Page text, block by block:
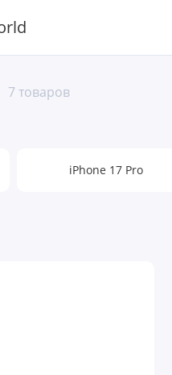
7 товаров
iPhone 17 Pro